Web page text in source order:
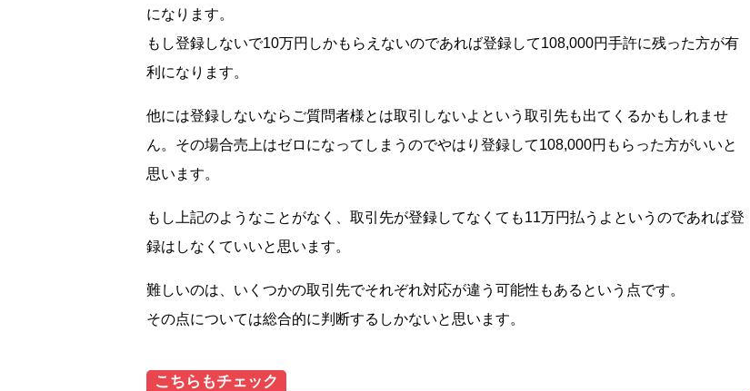
になります。
もし登録しないで10万円しかもらえないのであれば登録して108,000円手許に残った方が有
利になります。
他には登録しないならご質問者様とは取引しないよという取引先も出てくるかもしれませ
ん。その場合売上はゼロになってしまうのでやはり登録して108,000円もらった方がいいと
思います。
もし上記のようなことがなく、取引先が登録してなくても11万円払うよというのであれば登
録はしなくていいと思います。
難しいのは、いくつかの取引先でそれぞれ対応が違う可能性もあるという点です。
その点については総合的に判断するしかないと思います。
こちらもチェック